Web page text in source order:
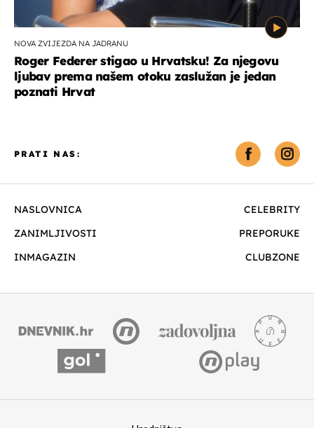
NOVA ZVIJEZDA NA JADRANU
Roger Federer stigao u Hrvatsku! Za njegovu
ljubav prema našem otoku zaslužan je jedan
poznati Hrvat
NASLOVNICA
CELEBRITY
ZANIMLJIVOSTI
PREPORUKE
INMAGAZIN
CLUBZONE
PRATI NAS: